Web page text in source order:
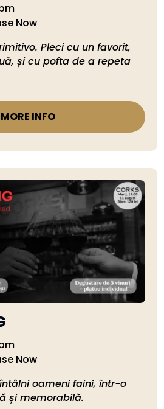
Now
Pleci cu un favorit,
și cu pofta de a repeta
MORE INFO
Now
oameni faini, într-o